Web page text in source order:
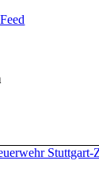
Stuttgart-